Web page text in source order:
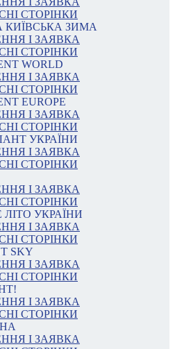
СТОРІНКИ
ЗИМА
І ЗАЯВКА
СТОРІНКИ
WORLD
І ЗАЯВКА
СТОРІНКИ
EUROPE
І ЗАЯВКА
СТОРІНКИ
УКРАЇНИ
І ЗАЯВКА
СТОРІНКИ
І ЗАЯВКА
СТОРІНКИ
УКРАЇНИ
І ЗАЯВКА
СТОРІНКИ
SKY
І ЗАЯВКА
СТОРІНКИ
І ЗАЯВКА
СТОРІНКИ
І ЗАЯВКА